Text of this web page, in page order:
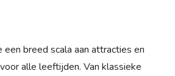
een breed scala aan attracties en
alle leeftijden. Van klassieke